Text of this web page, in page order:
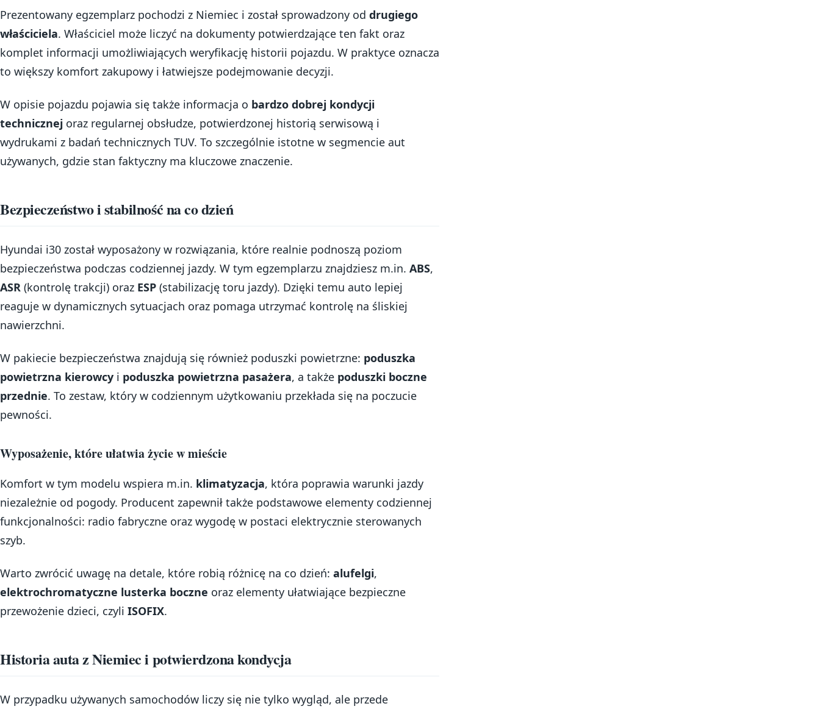
Prezentowany egzemplarz pochodzi z Niemiec i został sprowadzony od drugiego
właściciela. Właściciel może liczyć na dokumenty potwierdzające ten fakt oraz
komplet informacji umożliwiających weryfikację historii pojazdu. W praktyce oznacza
to większy komfort zakupowy i łatwiejsze podejmowanie decyzji.
W opisie pojazdu pojawia się także informacja o bardzo dobrej kondycji
technicznej oraz regularnej obsłudze, potwierdzonej historią serwisową i
wydrukami z badań technicznych TUV. To szczególnie istotne w segmencie aut
używanych, gdzie stan faktyczny ma kluczowe znaczenie.
Bezpieczeństwo i stabilność na co dzień
Hyundai i30 został wyposażony w rozwiązania, które realnie podnoszą poziom
bezpieczeństwa podczas codziennej jazdy. W tym egzemplarzu znajdziesz m.in. ABS,
ASR (kontrolę trakcji) oraz ESP (stabilizację toru jazdy). Dzięki temu auto lepiej
reaguje w dynamicznych sytuacjach oraz pomaga utrzymać kontrolę na śliskiej
nawierzchni.
W pakiecie bezpieczeństwa znajdują się również poduszki powietrzne: poduszka
powietrzna kierowcy i poduszka powietrzna pasażera, a także poduszki boczne
przednie. To zestaw, który w codziennym użytkowaniu przekłada się na poczucie
pewności.
Wyposażenie, które ułatwia życie w mieście
Komfort w tym modelu wspiera m.in. klimatyzacja, która poprawia warunki jazdy
niezależnie od pogody. Producent zapewnił także podstawowe elementy codziennej
funkcjonalności: radio fabryczne oraz wygodę w postaci elektrycznie sterowanych
szyb.
Warto zwrócić uwagę na detale, które robią różnicę na co dzień: alufelgi,
elektrochromatyczne lusterka boczne oraz elementy ułatwiające bezpieczne
przewożenie dzieci, czyli ISOFIX.
Historia auta z Niemiec i potwierdzona kondycja
W przypadku używanych samochodów liczy się nie tylko wygląd, ale przede